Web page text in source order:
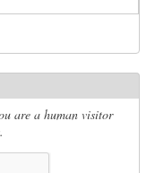
are a human visitor